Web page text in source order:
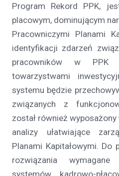
Program Rekord PPK,
placowym, dominującym
Pracowniczymi Planami
identyfikacji zdarzeń
pracowników w PPK
towarzystwami
systemu będzie
związanych z
został również
analizy ułatwiające
Planami Kapitałowymi. Do
rozwiązania
systemów kadrowo-